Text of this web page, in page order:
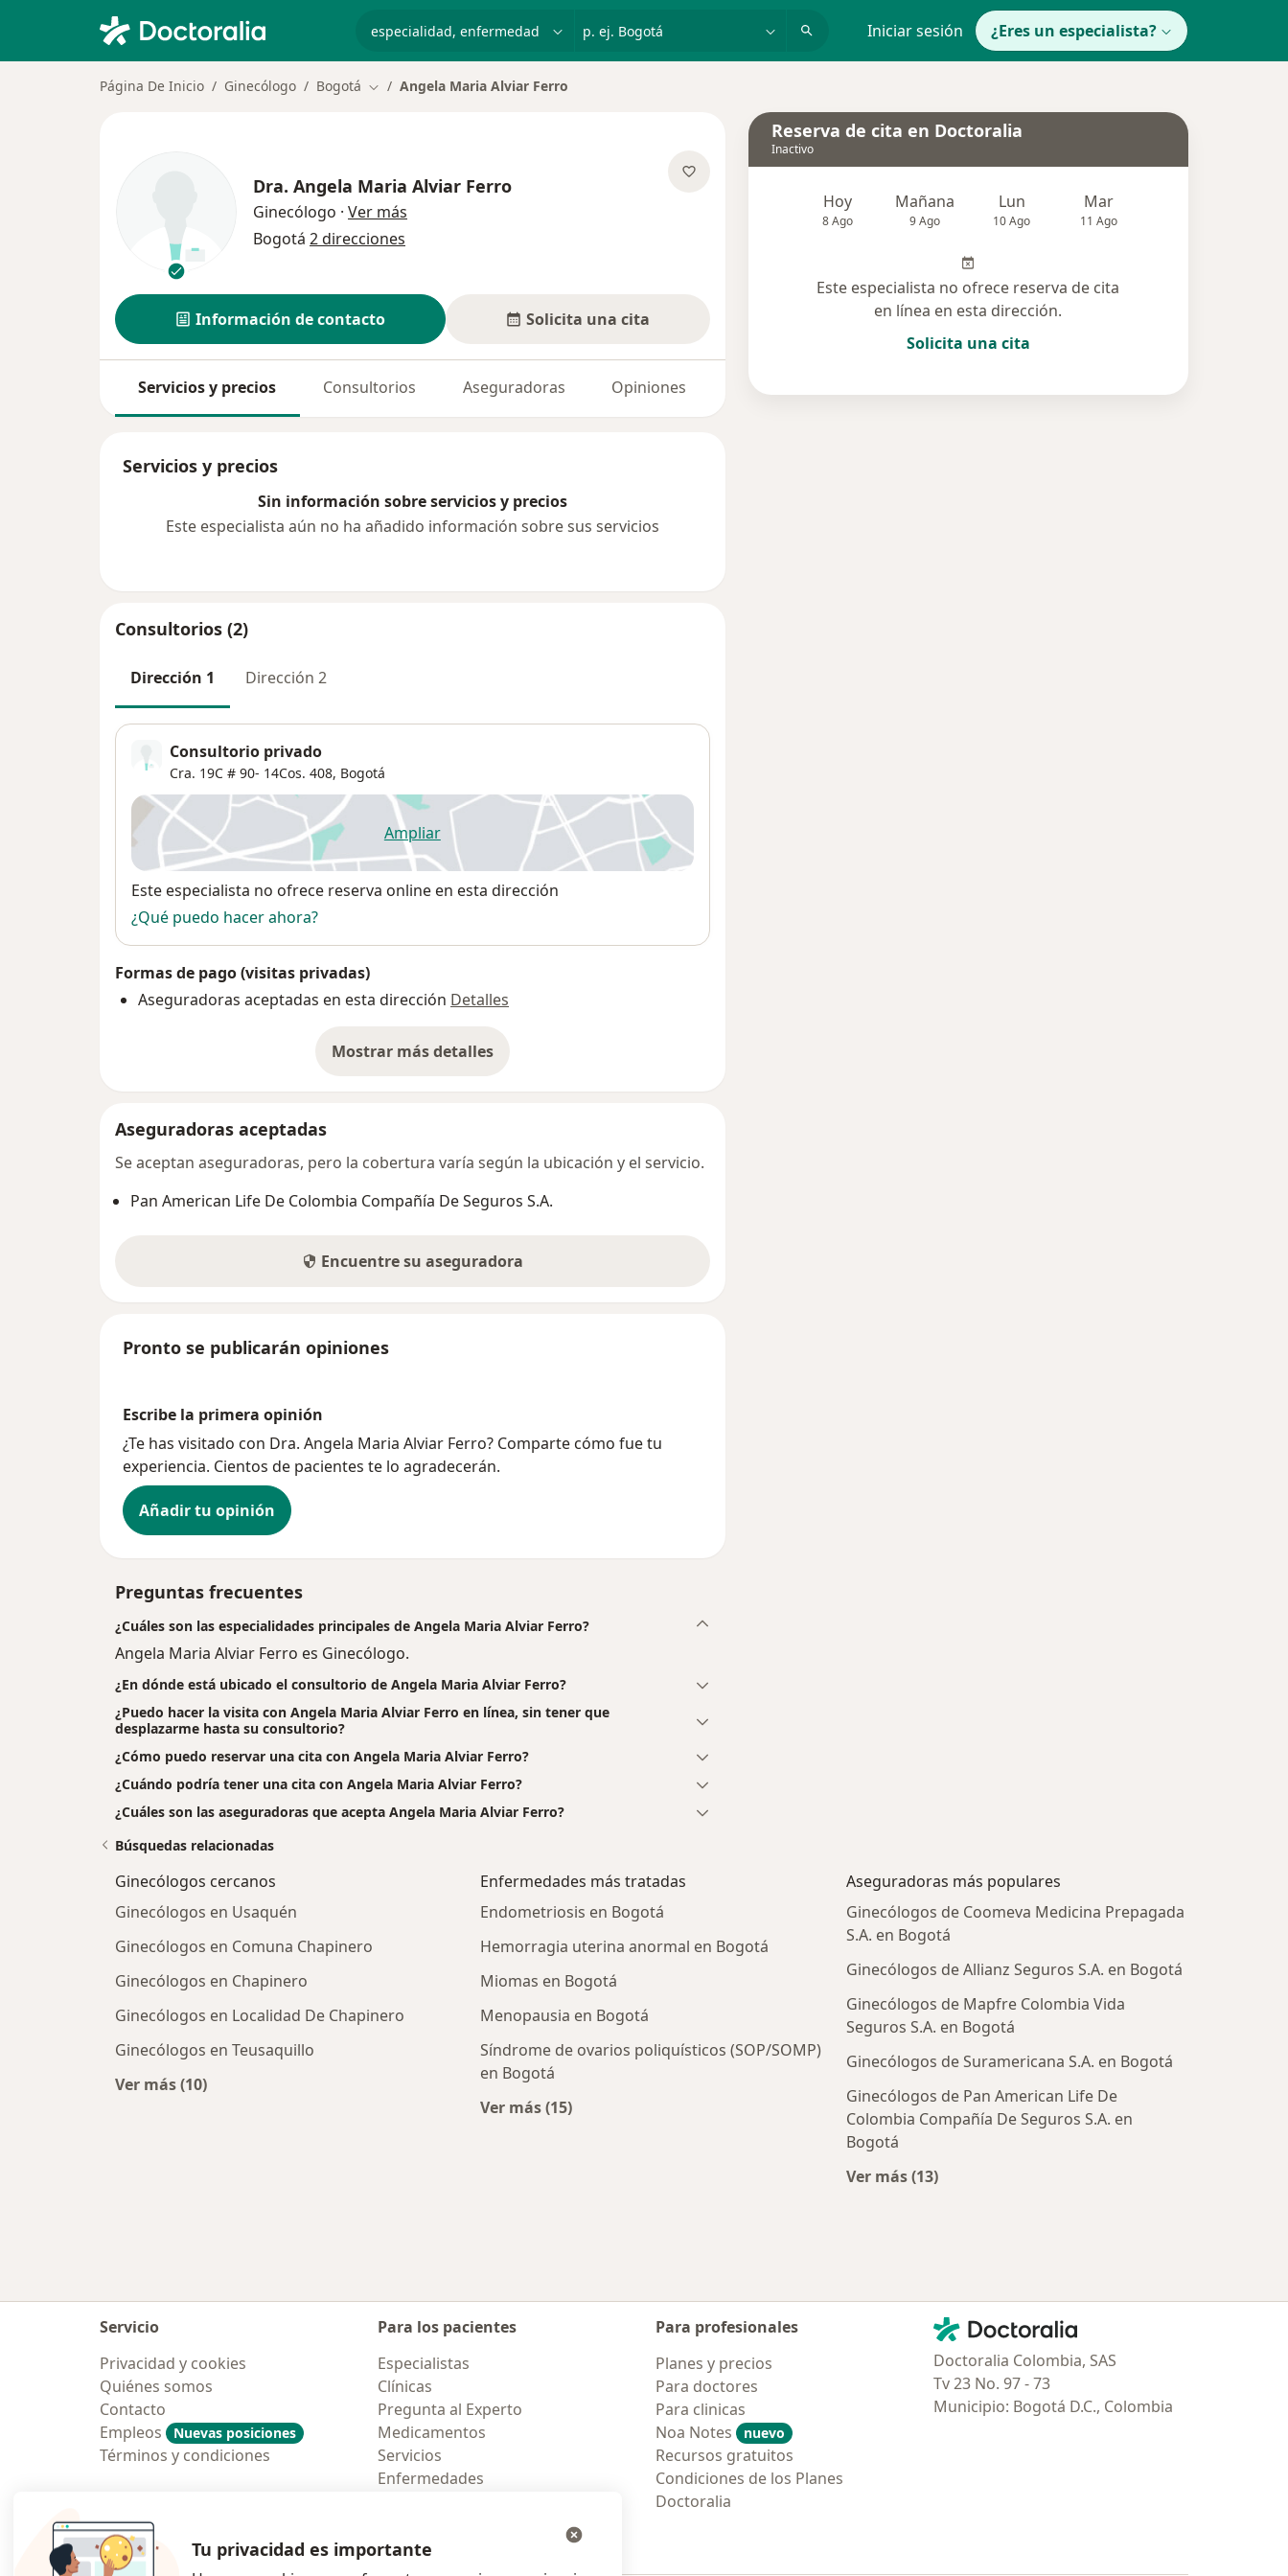
p. ej. Bogotá Iniciar sesión ¿Eres un especialista?
Página De Inicio Ginecólogo Bogotá Cambiar de ciudad
Angela Maria Alviar Ferro
Dra. Angela Maria Alviar Ferro
Ginecólogo · Ver más
Bogotá 2 direcciones
Información de contacto Solicita una cita
Servicios y precios Consultorios Aseguradoras Opiniones
Servicios y precios
Sin información sobre servicios y precios
Este especialista aún no ha añadido información sobre sus servicios
Consultorios (2)
Dirección 1 Dirección 2
Consultorio privado
Cra. 19C # 90- 14Cos. 408, Bogotá
Ampliarse abre en una nueva pestaña
Disponibilidad
Este especialista no ofrece reserva online en esta dirección
¿Qué puedo hacer ahora?
Formas de pago (visitas privadas)
Aseguradoras aceptadas en esta dirección Detalles
Mostrar más detalles
sobre la dirección
Aseguradoras aceptadas
Se aceptan aseguradoras, pero la cobertura varía según la ubicación y el servicio.
Pan American Life De Colombia Compañía De Seguros S.A.
Encuentre su aseguradora
Pronto se publicarán opiniones
Escribe la primera opinión
¿Te has visitado con Dra. Angela Maria Alviar Ferro? Comparte cómo fue tu
experiencia. Cientos de pacientes te lo agradecerán.
Añadir tu opinión
Preguntas frecuentes
¿Cuáles son las especialidades principales de Angela Maria Alviar Ferro?
Angela Maria Alviar Ferro es Ginecólogo.
¿En dónde está ubicado el consultorio de Angela Maria Alviar Ferro?
¿Puedo hacer la visita con Angela Maria Alviar Ferro en línea, sin tener que
desplazarme hasta su consultorio?
¿Cómo puedo reservar una cita con Angela Maria Alviar Ferro?
¿Cuándo podría tener una cita con Angela Maria Alviar Ferro?
¿Cuáles son las aseguradoras que acepta Angela Maria Alviar Ferro?
Reserva de cita en Doctoralia
Inactivo
Hoy
8 Ago
Mañana
9 Ago
Lun
10 Ago
Mar
11 Ago
Este especialista no ofrece reserva de cita
en línea en esta dirección.
Solicita una cita
Búsquedas relacionadas
Ginecólogos cercanos
Ginecólogos en Usaquén
Ginecólogos en Comuna Chapinero
Ginecólogos en Chapinero
Ginecólogos en Localidad De Chapinero
Ginecólogos en Teusaquillo
Ver más (10)
Más en esta categoría: Ginecólogos cercanos
Enfermedades más tratadas
Endometriosis en Bogotá
Hemorragia uterina anormal en Bogotá
Miomas en Bogotá
Menopausia en Bogotá
Síndrome de ovarios poliquísticos (SOP/SOMP)
en Bogotá
Ver más (15)
Más en esta categoría: Enfermedades más tratadas
Aseguradoras más populares
Ginecólogos de Coomeva Medicina Prepagada
S.A. en Bogotá
Ginecólogos de Allianz Seguros S.A. en Bogotá
Ginecólogos de Mapfre Colombia Vida
Seguros S.A. en Bogotá
Ginecólogos de Suramericana S.A. en Bogotá
Ginecólogos de Pan American Life De
Colombia Compañía De Seguros S.A. en
Bogotá
Ver más (13)
Servicio
Privacidad y cookies
Quiénes somos
Contacto
Empleos
Nuevas posiciones
Términos y condiciones
Para los pacientes
Especialistas
Clínicas
Pregunta al Experto
Medicamentos
Servicios
Enfermedades
Para profesionales
Planes y precios
Para doctores
Para clinicas
Noa Notes
nuevo
Recursos gratuitos
Condiciones de los Planes
Doctoralia
Contacto
Doctoralia - Página de inicio
Doctoralia Colombia, SAS
Tv 23 No. 97 - 73
Municipio: Bogotá D.C., Colombia
Tu privacidad es importante